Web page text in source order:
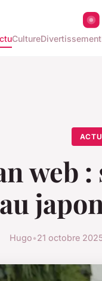
CultureDivertissement
ACTU
web
Hugo•21 octobre